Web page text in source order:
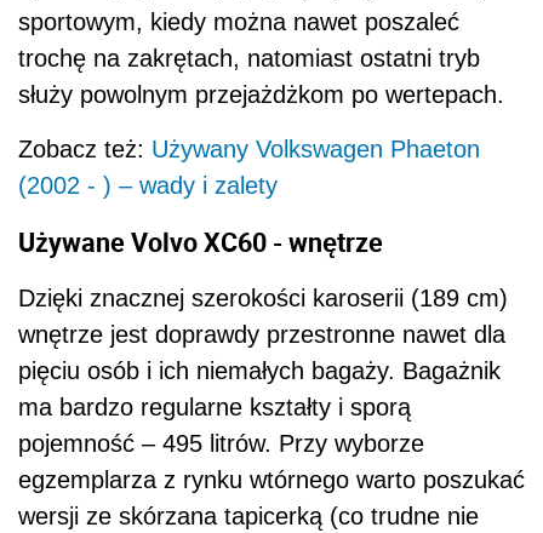
sportowym, kiedy można nawet poszaleć
trochę na zakrętach, natomiast ostatni tryb
służy powolnym przejażdżkom po wertepach.
Zobacz też: Używany Volkswagen Phaeton
(2002 - ) – wady i zalety
Używane Volvo XC60 - wnętrze
Dzięki znacznej szerokości karoserii (189 cm)
wnętrze jest doprawdy przestronne nawet dla
pięciu osób i ich niemałych bagaży. Bagażnik
ma bardzo regularne kształty i sporą
pojemność – 495 litrów. Przy wyborze
egzemplarza z rynku wtórnego warto poszukać
wersji ze skórzana tapicerką (co trudne nie